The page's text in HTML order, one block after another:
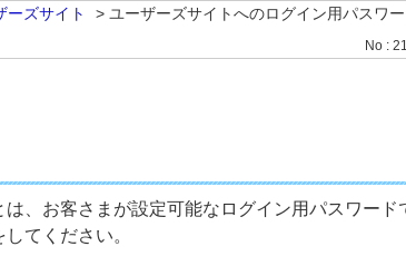
ーズサイト > ユーザーズサイトへのログイン用パスワ
No :
、お客さまが設定可能なログイン用パスワード
てください。